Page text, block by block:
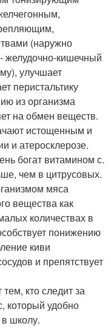
(наружно
желудочно-кишечный
улучшает
перистальтику
из организма
на обмен веществ.
истощенным и
и атеросклерозе.
богат витамином с.
чем в цитрусовых.
мяса
вещества как
количествах в
понижению
киви
и препятствует
кто следит за
который удобно
в школу.